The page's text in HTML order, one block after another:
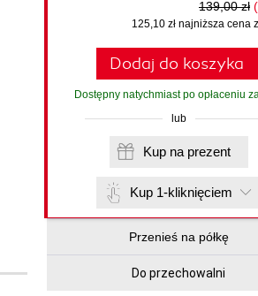
139,00 zł
125,10 zł najniższa cena
Dodaj do koszyka
Dostępny natychmiast po opłaceniu
lub
Kup na prezent
Kup 1-kliknięciem
Przenieś na półkę
Do przechowalni